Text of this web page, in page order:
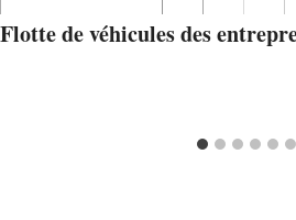
Flotte de véhicules des